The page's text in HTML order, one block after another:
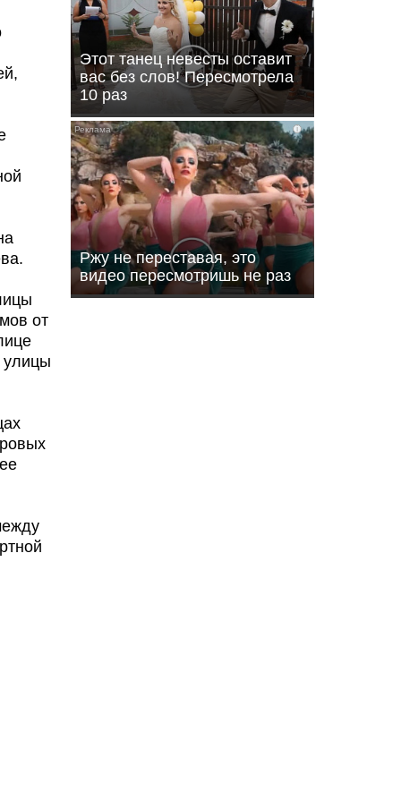
от
улицы
Этот танец невесты оставит
вас без слов! Пересмотрела
10 раз
i
Ржу не переставая, это
видео пересмотришь не раз